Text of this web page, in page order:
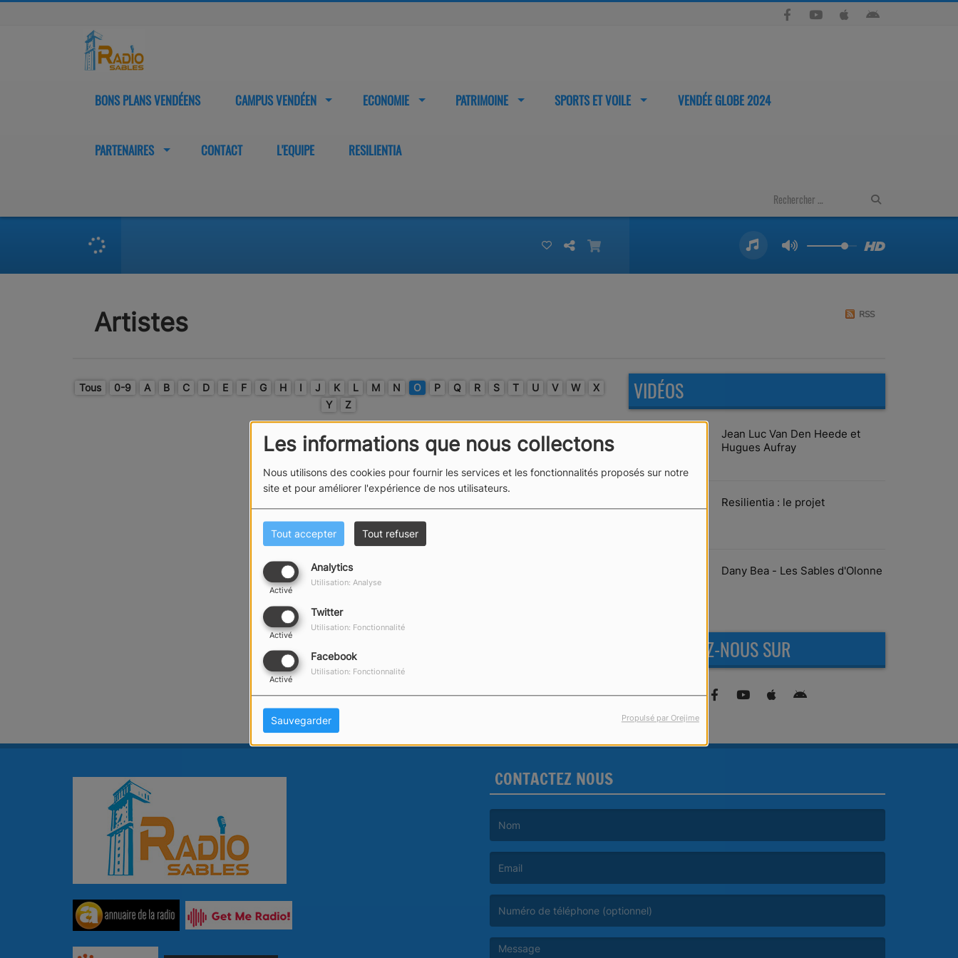
Les informations que nous collectons
Nous utilisons des cookies pour fournir les services et les fonctionnalités proposés sur notre
site et pour améliorer l'expérience de nos utilisateurs.
Tout accepter Tout refuser
Analytics
Activé
Utilisation: Analyse
Twitter
Activé
Utilisation: Fonctionnalité
Facebook
Activé
Utilisation: Fonctionnalité
Sauvegarder Propulsé par Orejime
BONS PLANS VENDÉENS CAMPUS VENDÉEN ECONOMIE PATRIMOINE SPORTS ET VOILE VENDÉE GLOBE 2024
PARTENAIRES CONTACT L'EQUIPE RESILIENTIA
Artistes RSS
Tous 0-9 A B C D E F G H I J K L M N O P Q R S T U V W
X
Y
Z
VIDÉOS
Jean Luc Van Den Heede et
Hugues Aufray
Resilientia : le projet
Dany Bea - Les Sables d'Olonne
RETROUVEZ-NOUS SUR
CONTACTEZ NOUS